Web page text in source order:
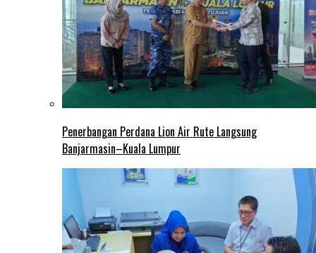
Penerbangan Perdana Lion Air Rute Langsung
Banjarmasin–Kuala Lumpur